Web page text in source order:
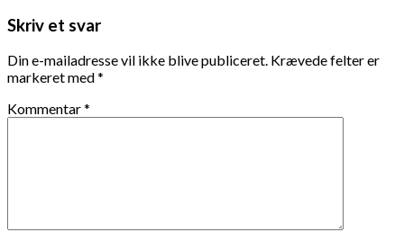
Skriv et svar
Din e-mailadresse vil ikke blive publiceret. Krævede felter er
markeret med*
Kommentar*